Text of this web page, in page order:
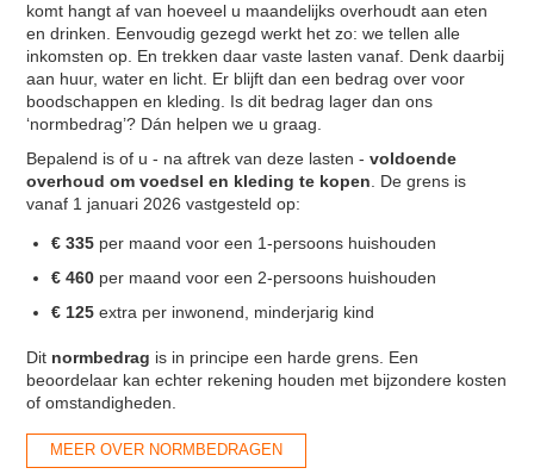
komt hangt af van hoeveel u maandelijks overhoudt aan eten
en drinken. Eenvoudig gezegd werkt het zo: we tellen alle
inkomsten op. En trekken daar vaste lasten vanaf. Denk daarbij
aan huur, water en licht. Er blijft dan een bedrag over voor
boodschappen en kleding. Is dit bedrag lager dan ons
‘normbedrag’? Dán helpen we u graag.
Bepalend is of u - na aftrek van deze lasten -voldoende
overhoud om voedsel en kleding te kopen . De grens is
vanaf 1 januari 2026 vastgesteld op:
€ 335 per maand voor een 1-persoons huishouden
€ 460 per maand voor een 2-persoons huishouden
€ 125 extra per inwonend, minderjarig kind
Dit normbedrag is in principe een harde grens. Een
beoordelaar kan echter rekening houden met bijzondere kosten
of omstandigheden.
MEER OVER NORMBEDRAGEN